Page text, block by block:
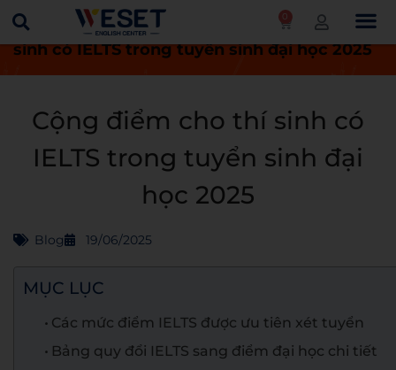
0
Trang chủ Blog
Cộng điểm cho thí
sinh có IELTS trong tuyển sinh đại học 2025
Cộng điểm cho thí sinh có
IELTS trong tuyển sinh đại
học 2025
Blog 19/06/2025
MỤC LỤC
Các mức điểm IELTS được ưu tiên xét tuyển
Bảng quy đổi IELTS sang điểm đại học chi tiết